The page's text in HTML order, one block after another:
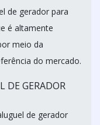
de gerador para
é altamente
meio da
do mercado.
DE GERADOR
de gerador